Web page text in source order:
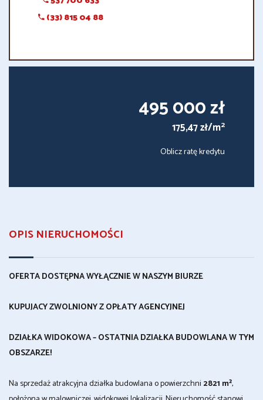
(33) 815 04 88
495 000 zł
175,47 zł/m2
Oblicz ratę kredytu
OPIS NIERUCHOMOŚCI
OFERTA DOSTĘPNA WYŁĄCZNIE W NASZYM BIURZE
KUPUJACY ZWOLNIONY Z OPŁATY AGENCYJNEJ
DZIAŁKA WIDOKOWA – OSTATNIA DZIAŁKA BUDOWLANA W TYM
OBSZARZE!
Na sprzedaż atrakcyjna działka budowlana o powierzchni 2821 m²,